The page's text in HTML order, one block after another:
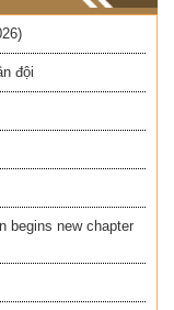
đội
begins new chapter